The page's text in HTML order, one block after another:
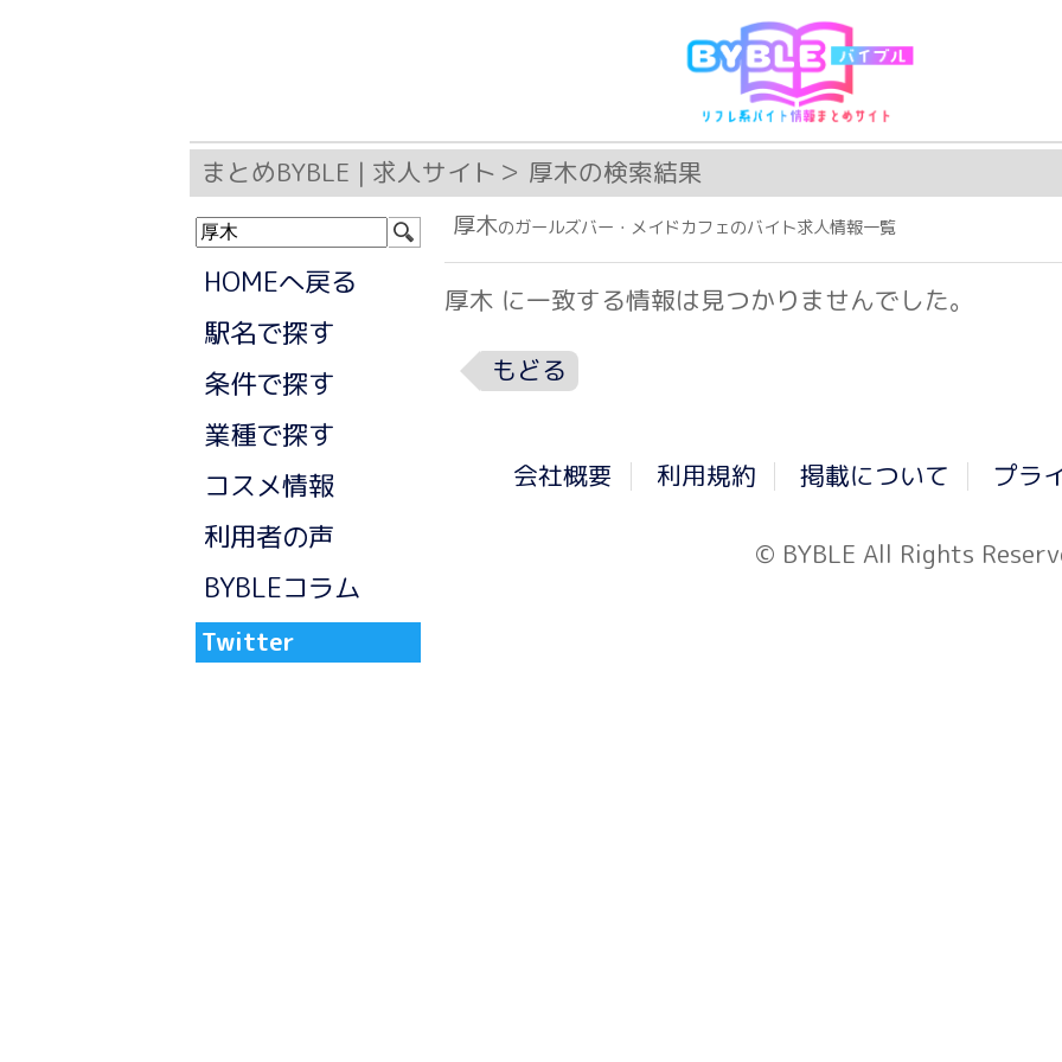
まとめBYBLE | 求人サイト 厚木の検索結果
検
索:
HOMEへ戻る
駅名で探す
条件で探す
業種で探す
コスメ情報
利用者の声
BYBLEコラム
Twitter
厚木のガールズバー・メイドカフェのバイト求人情報一覧
厚木 に一致する情報は見つかりませんでした。
もどる
会社概要 利用規約 掲載について プラ
© BYBLE All Rights